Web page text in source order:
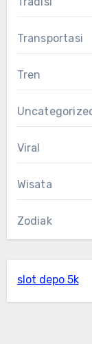
Transportasi
Tren
Viral
Wisata
Zodiak
slot depo 5k